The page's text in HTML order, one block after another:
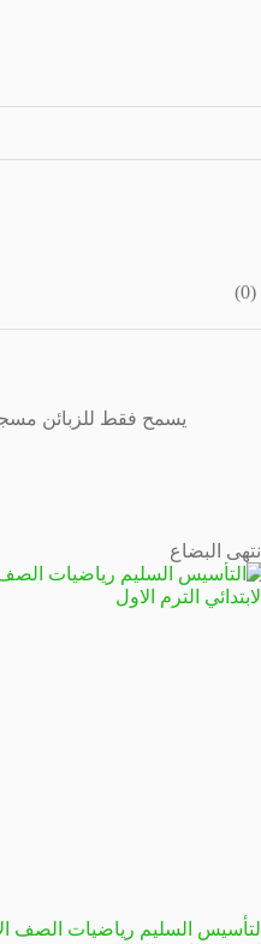
يسمح فقط للزبائن
انتهى البضاع
التأسيس السليم رياضيات الصف